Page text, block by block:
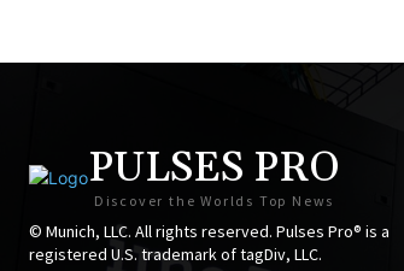
PULSES PRO
Discover the Worlds Top News
© Munich, LLC. All rights reserved. Pulses Pro® is a
registered U.S. trademark of tagDiv, LLC.